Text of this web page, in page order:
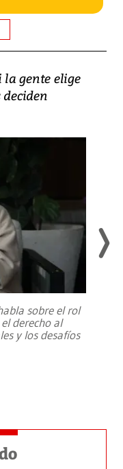
la gente elige
sobre el rol
derecho al
y los desafíos